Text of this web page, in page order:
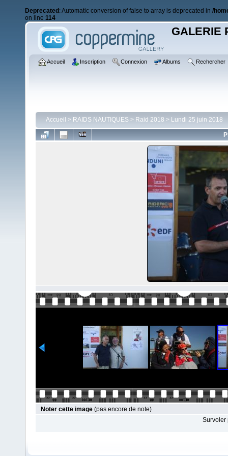
Deprecated : Automatic conversion of false to array is deprecated in /
on line 114
GALERIE
Accueil Inscription Connexion Albums Rechercher
Accueil > RAIDS NAUTIQUES > Raid 2018 > Lundi 25 juin 2018
Noter cette image (pas encore de note)
Survoler